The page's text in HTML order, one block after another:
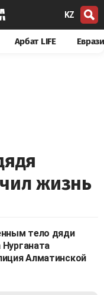
KZ
Арбат LIFE
жизнь
тело дяди
Алматинской